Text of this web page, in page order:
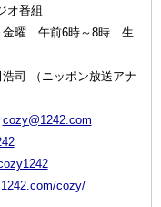
オ番組
金曜 午前6時～8時 生
司 （ニッポン放送アナ
cozy@1242.com
cozy/